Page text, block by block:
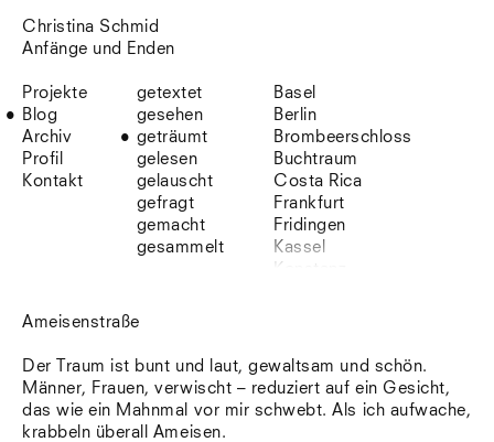
Christina Schmid
Anfänge und Enden
Projekte
Blog
Archiv
Profil
Kontakt
getextet
gesehen
geträumt
gelesen
gelauscht
gefragt
gemacht
gesammelt
Basel
Berlin
Brombeerschloss
Buchtraum
Costa Rica
Frankfurt
Fridingen
Kassel
Lio
Lissabon
NYC
Ameisenstraße
Der Traum ist bunt und laut, gewaltsam und schön.
Männer, Frauen, verwischt – reduziert auf ein Gesicht,
das wie ein Mahnmal vor mir schwebt. Als ich aufwache,
krabbeln überall Ameisen.